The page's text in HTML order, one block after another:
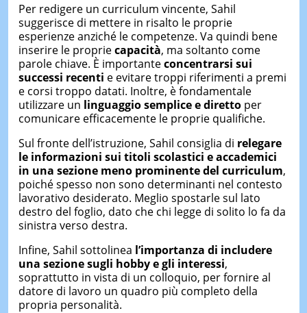
Per redigere un curriculum vincente, Sahil
suggerisce di mettere in risalto le proprie
esperienze anziché le competenze. Va quindi bene
inserire le propriecapacità, ma soltanto come
parole chiave. È importanteconcentrarsi sui
successi recenti e evitare troppi riferimenti a premi
e corsi troppo datati. Inoltre, è fondamentale
utilizzare un linguaggio semplice e direttoper
comunicare efficacemente le proprie qualifiche.
Sul fronte dell’istruzione, Sahil consiglia di relegare
le informazioni sui titoli scolastici eaccademici
in una sezione meno prominente del curriculum,
poiché spesso non sono determinanti nel contesto
lavorativo desiderato. Meglio spostarle sul lato
destro del foglio, dato che chi legge di solito lo fa da
sinistra verso destra.
Infine, Sahil sottolinea l’importanza di includere
una sezione sugli hobby e gli interessi,
soprattutto in vista di un colloquio, per fornire al
datore di lavoro un quadro più completo della
propria personalità.